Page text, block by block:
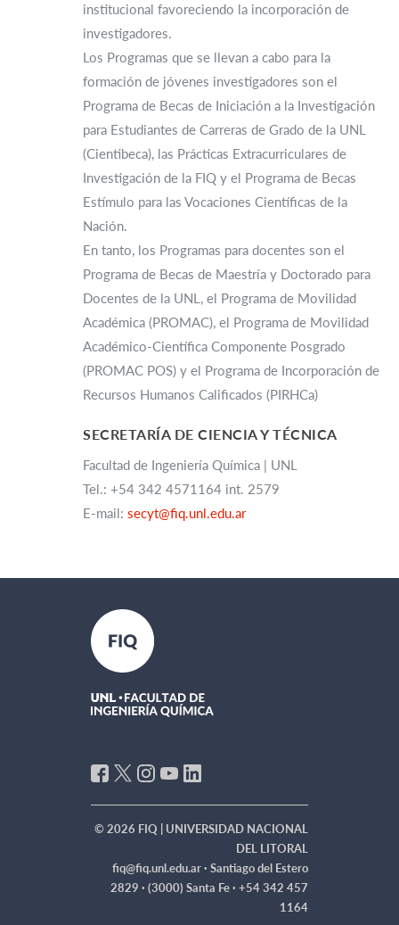
institucional favoreciendo la incorporación de
investigadores.
Los Programas que se llevan a cabo para la
formación de jóvenes investigadores son el
Programa de Becas de Iniciación a la Investigación
para Estudiantes de Carreras de Grado de la UNL
(Cientibeca), las Prácticas Extracurriculares de
Investigación de la FIQ y el Programa de Becas
Estímulo para las Vocaciones Científicas de la
Nación.
En tanto, los Programas para docentes son el
Programa de Becas de Maestría y Doctorado para
Docentes de la UNL, el Programa de Movilidad
Académica (PROMAC), el Programa de Movilidad
Académico-Científica Componente Posgrado
(PROMAC POS) y el Programa de Incorporación de
Recursos Humanos Calificados (PIRHCa)
SECRETARÍA DE CIENCIA Y TÉCNICA
Facultad de Ingeniería Química | UNL
Tel.: +54 342 4571164 int. 2579
E-mail: secyt@fiq.unl.edu.ar
© 2026 FIQ | UNIVERSIDAD NACIONAL
DEL LITORAL
fiq@fiq.unl.edu.ar ·Santiago del Estero
2829 · (3000) Santa Fe · +54 342 457
1164